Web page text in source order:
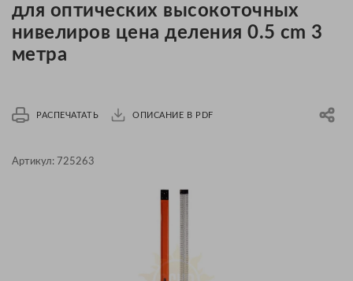
для оптических высокоточных
нивелиров цена деления 0.5 cm 3
метра
РАСПЕЧАТАТЬ ОПИСАНИЕ В PDF
Артикул: 725263